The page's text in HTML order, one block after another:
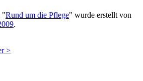
"Rund um die Pflege" wurde erstellt von
.
>